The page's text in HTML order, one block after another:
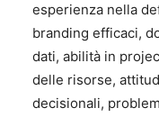
esperienza nella
branding efficaci,
dati, abilità in
delle risorse,
decisionali,